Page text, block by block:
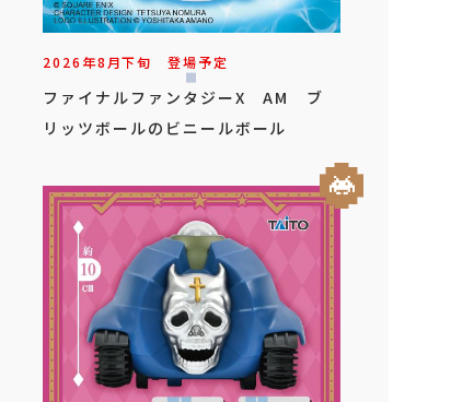
2026年8月下旬 登場予定
ファイナルファンタジーX AM ブ
リッツボールのビニールボール